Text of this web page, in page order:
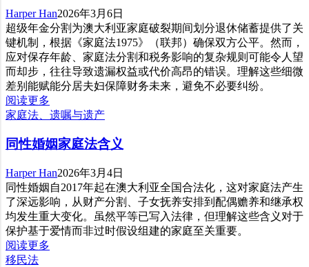
Harper Han2026年3月6日
超级年金分割为澳大利亚家庭破裂期间划分退休储蓄提供了关
键机制，根据《家庭法1975》（联邦）确保双方公平。然而，
应对保存年龄、家庭法分割和税务影响的复杂规则可能令人望
而却步，往往导致遗漏权益或代价高昂的错误。理解这些细微
差别能赋能分居夫妇保障财务未来，避免不必要纠纷。
阅读更多
家庭法、遗嘱与遗产
同性婚姻家庭法含义
Harper Han2026年3月4日
同性婚姻自2017年起在澳大利亚全国合法化，这对家庭法产生
了深远影响，从财产分割、子女抚养安排到配偶赡养和继承权
均发生重大变化。虽然平等已写入法律，但理解这些含义对于
保护基于爱情而非过时假设组建的家庭至关重要。
阅读更多
移民法